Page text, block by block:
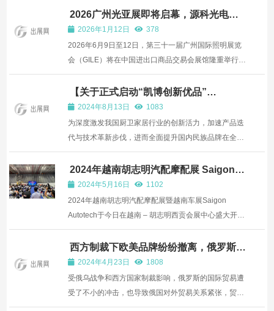
2026广州光亚展即将启幕，源科光电携
创新LED技术诚邀共鉴
2026年1月12日
378
2026年6月9日至12日，第三十一届广州国际照明展览
会（GILE）将在中国进出口商品交易会展馆隆重举行。
专注于LED领域创新与制造的国家高新技术企业——深
圳市源科光电有限公司，将以“匠心智造，光电同行”为
主题亮相展会，于4.2馆A35展位呈现多场景LED封装解
决方案，诚邀...
【关于正式启动“凯博创新优品”
（KIB2024）评选推荐活动的官方通告
2024年8月13日
1083
为深度激发我国厨卫家居行业的创新活力，加速产品迭
代与技术革新步伐，进而全面提升国内民族品牌在全球
市场的整体形象与核心竞争力，中国五金制品协会携手
北京奥维云网大数据科技股份有限公司，共同组建中国
国际厨卫家居博览会组委会，特此宣布：将于2024年
中国国际...
2024年越南胡志明汽配摩配展 Saigon
Autotech今日盛大开幕
2024年5月16日
1102
2024年越南胡志明汽配摩配展暨越南车展Saigon
Autotech于今日在越南 – 胡志明西贡会展中心盛大开
幕，该展作为越南汽摩配件及电子用品领域最权威的专
业盛会，汇聚了汽车、摩托车、电动车及新能源车辆等
领域的最新整车展示、销售与发布活动。该展会由越南
工商联合会、...
西方制裁下欧美品牌纷纷撤离，俄罗斯自
行车市场陷“价涨货缺”困局
2024年4月23日
1808
受俄乌战争和西方国家制裁影响，俄罗斯的国际贸易遭
受了不小的冲击，也导致俄国对外贸易关系紧张，贸易
受阻。在当前形势下，大量依赖进口的自行车行业发展